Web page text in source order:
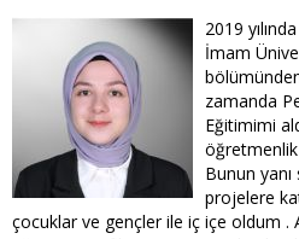
2019
İmam
zamanda
Eğitimimi
Bunun
projelere
çocuklar ve gençler ile iç içe oldum .